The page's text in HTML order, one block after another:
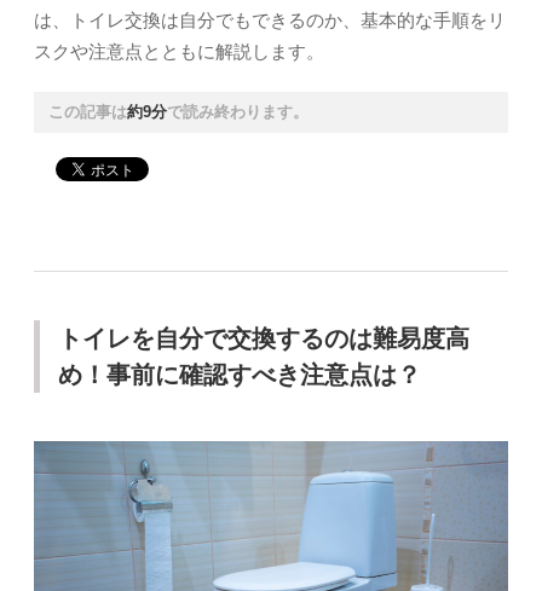
は、トイレ交換は自分でもできるのか、基本的な手順をリ
スクや注意点とともに解説します。
この記事は約9分で読み終わります。
トイレを自分で交換するのは難易度高
め！事前に確認すべき注意点は？